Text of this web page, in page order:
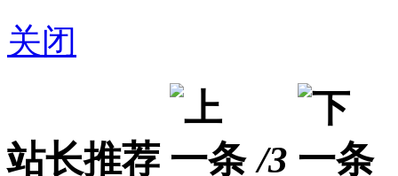
关闭
站长推荐 /3